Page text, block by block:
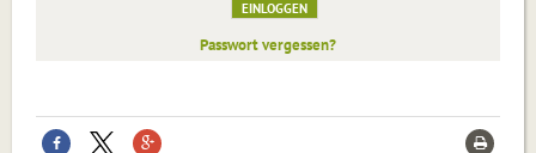
Passwort vergessen?